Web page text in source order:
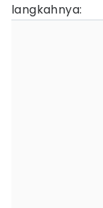
langkahnya: